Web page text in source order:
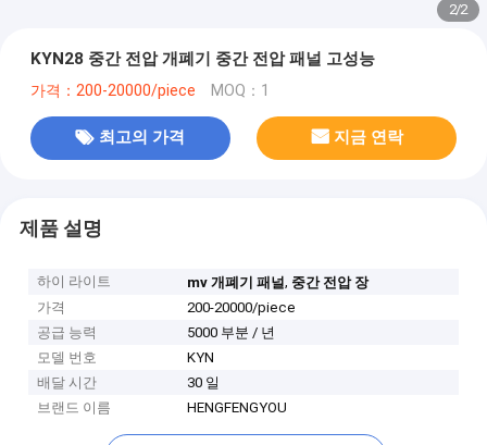
2/2
KYN28 중간 전압 개폐기 중간 전압 패널 고성능
가격：200-20000/piece MOQ：1
최고의 가격 지금 연락
제품 설명
하이 라이트 mv 개폐기 패널, 중간 전압 장
가격
200-20000/piece
공급 능력
5000 부분 / 년
모델 번호
KYN
배달 시간
30 일
브랜드 이름
HENGFENGYOU